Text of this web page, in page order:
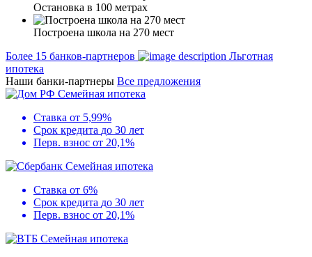
Остановка в 100 метрах
Построена школа на 270 мест
Более 15 банков-партнеров
Льготная
ипотека
Наши банки-партнеры Все предложения
Семейная ипотека
Ставка от 5,99%
Срок кредита до 30 лет
Перв. взнос от 20,1%
Семейная ипотека
Ставка от 6%
Срок кредита до 30 лет
Перв. взнос от 20,1%
Семейная ипотека